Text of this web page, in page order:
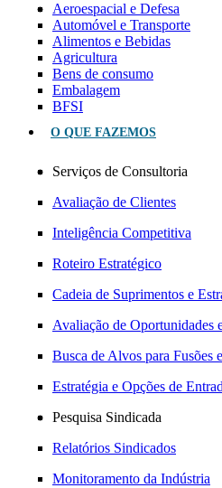
Aeroespacial e Defesa
Automóvel e Transporte
Alimentos e Bebidas
Agricultura
Bens de consumo
Embalagem
BFSI
O QUE FAZEMOS
Serviços de Consultoria
Avaliação de Clientes
Inteligência Competitiva
Roteiro Estratégico
Cadeia de Suprimentos e
Avaliação de Oportunidades
Busca de Alvos para Fusões
Estratégia e Opções de
Pesquisa Sindicada
Relatórios Sindicados
Monitoramento da Indústria